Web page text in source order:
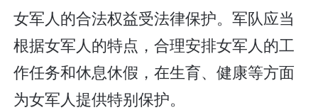
女军人的合法权益受法律保护。军队应当
根据女军人的特点，合理安排女军人的工
作任务和休息休假，在生育、健康等方面
为女军人提供特别保护。